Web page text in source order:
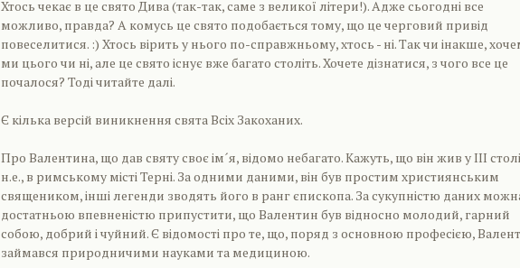
Хтось чекає в це свято Дива (так-так, саме з великої літери!). Адже сьогодні все
можливо, правда? А комусь це свято подобається тому, що це черговий привід
повеселитися. :) Хтось вірить у нього по-справжньому, хтось - ні. Так чи інакше,
ми цього чи ні, але це свято існує вже багато століть. Хочете дізнатися, з чого все це
почалося? Тоді читайте далі.
Є кілька версій виникнення свята Всіх Закоханих.
Про Валентина, що дав святу своє ім´я, відомо небагато. Кажуть, що він жив у III
н.е., в римському місті Терні. За одними даними, він був простим християнським
священиком, інші легенди зводять його в ранг єпископа. За сукупністю даних
достатньою впевненістю припустити, що Валентин був відносно молодий, гарний
собою, добрий і чуйний. Є відомості про те, що, поряд з основною професією,
займався природничими науками та медициною.